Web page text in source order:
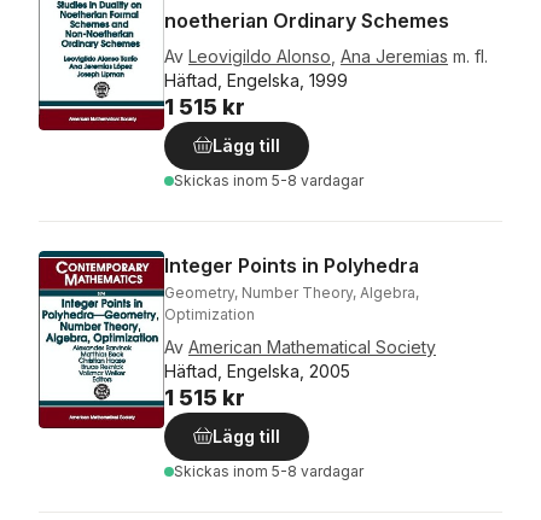
noetherian Ordinary Schemes
Av Leovigildo Alonso Ana Jeremias m. fl.
Häftad, Engelska, 1999
1 515 kr
Lägg till
Skickas inom 5-8 vardagar
Integer Points in Polyhedra
Geometry, Number Theory, Algebra,
Optimization
Av American Mathematical Society
Häftad, Engelska, 2005
1 515 kr
Lägg till
Skickas inom 5-8 vardagar